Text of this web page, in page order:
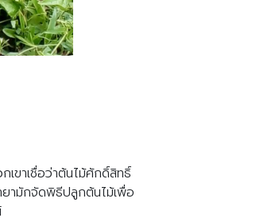
เขาเชื่อว่าต้นไม้ศักดิ์สิทธิ์
ามักจัดพิธีปลูกต้นไม้เพื่อ